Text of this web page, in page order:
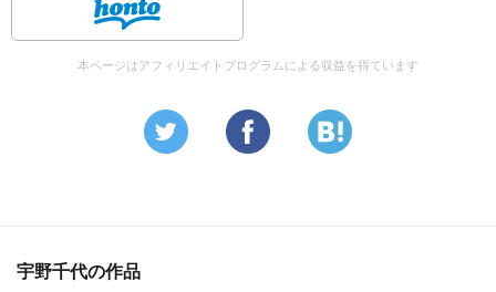
本ページはアフィリエイトプログラムによる収益を得ています
宇野千代の作品